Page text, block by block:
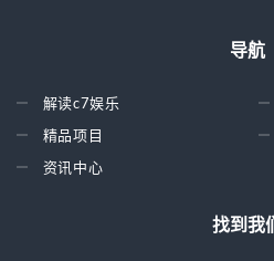
导航
解读c7娱乐
精品项目
资讯中心
找到我